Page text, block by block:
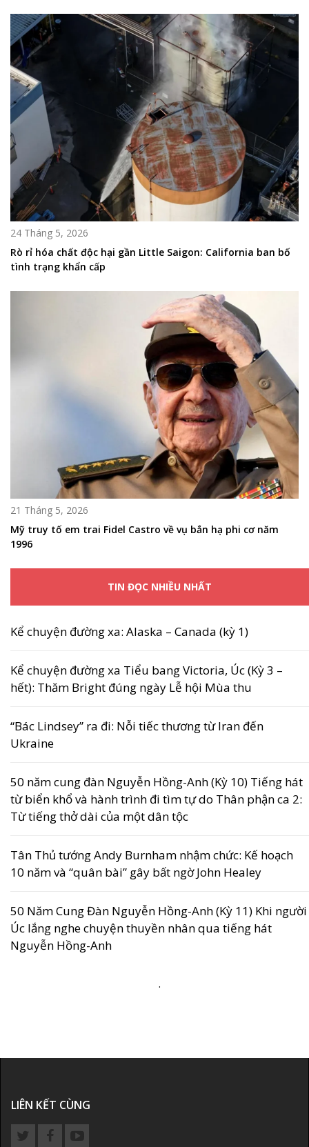
24 Tháng 5, 2026
Rò rỉ hóa chất độc hại gần Little Saigon: California ban bố
tình trạng khẩn cấp
21 Tháng 5, 2026
Mỹ truy tố em trai Fidel Castro về vụ bắn hạ phi cơ năm
1996
TIN ĐỌC NHIỀU NHẤT
Kể chuyện đường xa: Alaska – Canada (kỳ 1)
Kể chuyện đường xa Tiểu bang Victoria, Úc (Kỳ 3 –
hết): Thăm Bright đúng ngày Lễ hội Mùa thu
“Bác Lindsey” ra đi: Nỗi tiếc thương từ Iran đến
Ukraine
50 năm cung đàn Nguyễn Hồng-Anh (Kỳ 10) Tiếng hát
từ biển khổ và hành trình đi tìm tự do Thân phận ca 2:
Từ tiếng thở dài của một dân tộc
Tân Thủ tướng Andy Burnham nhậm chức: Kế hoạch
10 năm và “quân bài” gây bất ngờ John Healey
50 Năm Cung Đàn Nguyễn Hồng-Anh (Kỳ 11) Khi người
Úc lắng nghe chuyện thuyền nhân qua tiếng hát
Nguyễn Hồng-Anh
.
LIÊN KẾT CÙNG